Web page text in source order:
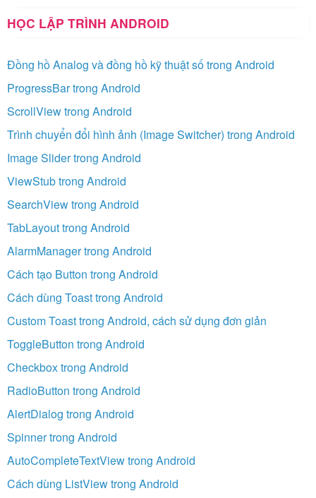
HỌC LẬP TRÌNH ANDROID
Đồng hồ Analog và đồng hồ kỹ thuật số trong Android
ProgressBar trong Android
ScrollView trong Android
Trình chuyển đổi hình ảnh (Image Switcher) trong Android
Image Slider trong Android
ViewStub trong Android
SearchView trong Android
TabLayout trong Android
AlarmManager trong Android
Cách tạo Button trong Android
Cách dùng Toast trong Android
Custom Toast trong Android, cách sử dụng đơn giản
ToggleButton trong Android
Checkbox trong Android
RadioButton trong Android
AlertDialog trong Android
Spinner trong Android
AutoCompleteTextView trong Android
Cách dùng ListView trong Android